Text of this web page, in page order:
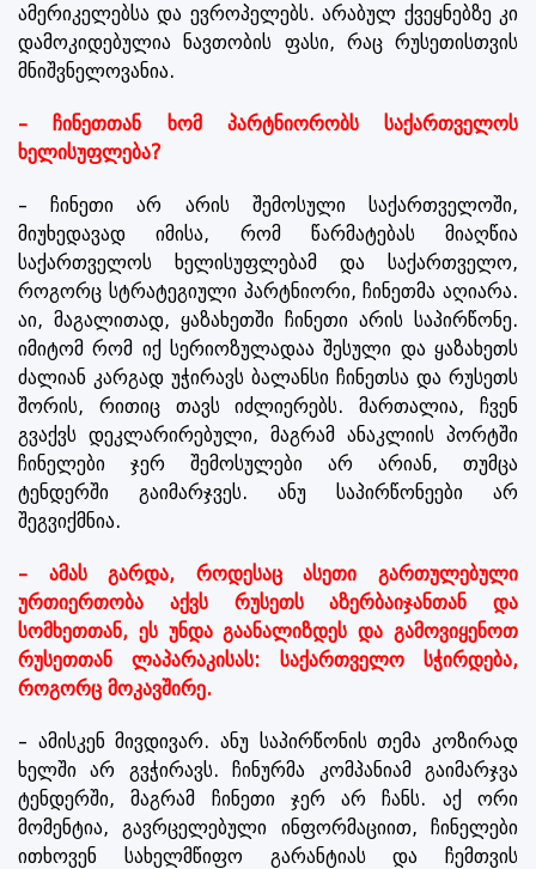
ამერიკელებსა და ევროპელებს. არაბულ ქვეყნებზე კი
დამოკიდებულია ნავთობის ფასი, რაც რუსეთისთვის
მნიშვნელოვანია.
– ჩინეთთან ხომ პარტნიორობს საქართველოს
ხელისუფლება?
– ჩინეთი არ არის შემოსული საქართველოში,
მიუხედავად იმისა, რომ წარმატებას მიაღწია
საქართველოს ხელისუფლებამ და საქართველო,
როგორც სტრატეგიული პარტნიორი, ჩინეთმა აღიარა.
აი, მაგალითად, ყაზახეთში ჩინეთი არის საპირწონე.
იმიტომ რომ იქ სერიოზულადაა შესული და ყაზახეთს
ძალიან კარგად უჭირავს ბალანსი ჩინეთსა და რუსეთს
შორის, რითიც თავს იძლიერებს. მართალია, ჩვენ
გვაქვს დეკლარირებული, მაგრამ ანაკლიის პორტში
ჩინელები ჯერ შემოსულები არ არიან, თუმცა
ტენდერში გაიმარჯვეს. ანუ საპირწონეები არ
შეგვიქმნია.
– ამას გარდა, როდესაც ასეთი გართულებული
ურთიერთობა აქვს რუსეთს აზერბაიჯანთან და
სომხეთთან, ეს უნდა გაანალიზდეს და გამოვიყენოთ
რუსეთთან ლაპარაკისას: საქართველო სჭირდება,
როგორც მოკავშირე.
– ამისკენ მივდივარ. ანუ საპირწონის თემა კოზირად
ხელში არ გვჭირავს. ჩინურმა კომპანიამ გაიმარჯვა
ტენდერში, მაგრამ ჩინეთი ჯერ არ ჩანს. აქ ორი
მომენტია, გავრცელებული ინფორმაციით, ჩინელები
ითხოვენ სახელმწიფო გარანტიას და ჩემთვის